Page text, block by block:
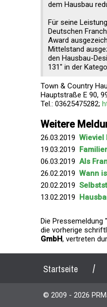
dem Hausbau
Für seine
Deutschen
Award
Mittelstand
den Hausbau-
131" in der
Town & Country
Hauptstraße E 90,
Tel.: 03625475282;
Weitere
26.03.2019 Wieviel
19.03.2019
06.03.2019 Als
26.02.2019 Wann
20.02.2019
13.02.2019
Die Pressemeldung "
die vorherige
GmbH, vertreten
Startseite /
© 2009 - 2026